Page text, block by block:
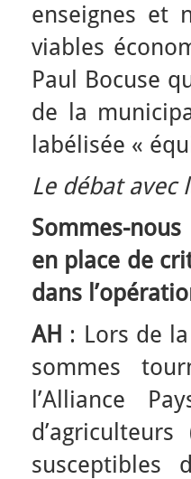
enseignes et
viables
Paul Bocuse
de la
labélisée «
Le débat avec
Sommes-
en place de
dans
AH : Lors de
sommes
l’Alliance